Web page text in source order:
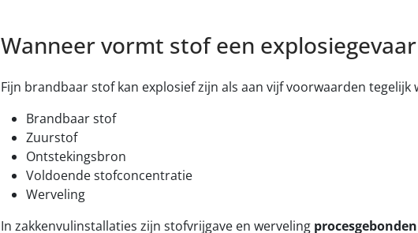
Wanneer vormt stof een explosiegevaar
Fijn brandbaar stof kan explosief zijn als aan vijf voorwaarden tegelijk
Brandbaar stof
Zuurstof
Ontstekingsbron
Voldoende stofconcentratie
Werveling
In zakkenvulinstallaties zijn stofvrijgave en werveling procesgebonden